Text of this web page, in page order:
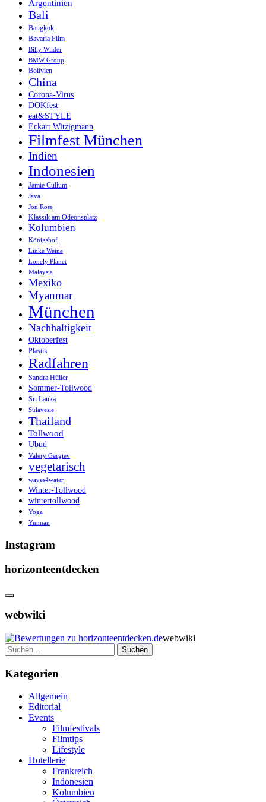
Argentinien
Bali
Bangkok
Bavaria Film
Billy Wilder
BMW-Group
Bolivien
China
Corona-Virus
DOKfest
eat&STYLE
Eckart Witzigmann
Filmfest München
Indien
Indonesien
Jamie Cullum
Java
Jon Rose
Klassik am Odeonsplatz
Kolumbien
Königshof
Linke Weine
Lonely Planet
Malaysia
Mexiko
Myanmar
München
Nachhaltigkeit
Oktoberfest
Plastik
Radfahren
Sandra Hüller
Sommer-Tollwood
Sri Lanka
Sulavesie
Thailand
Tollwood
Ubud
Valery Gergiev
vegetarisch
waves4water
Winter-Tollwood
wintertollwood
Yoga
Yunnan
Instagram
horizonteentdecken
webwiki
webwiki
Suchen
nach:
Kategorien
Allgemein
Editorial
Events
Filmfestivals
Filmtips
Lifestyle
Hotellerie
Frankreich
Indonesien
Kolumbien